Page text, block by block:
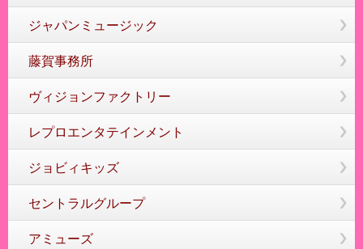
ジャパンミュージック
藤賀事務所
ヴィジョンファクトリー
レプロエンタテインメント
ジョビィキッズ
セントラルグループ
アミューズ